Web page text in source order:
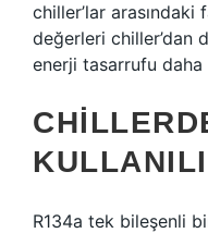
chiller’lar arasındaki
değerleri chiller’dan
enerji tasarrufu
R134a tek bileşenli